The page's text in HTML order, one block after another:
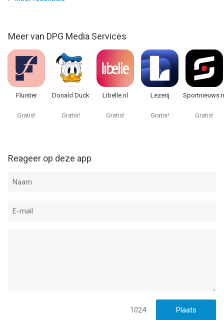
Meer van DPG Media Services
Fluister
Gratis!
Donald Duck
Gratis!
Libelle.nl
Gratis!
Lezerij
Gratis! Gratis!
Reageer op deze app
1024